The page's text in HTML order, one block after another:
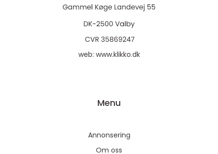
web: www.klikko.dk
Menu
Annonsering
Om oss